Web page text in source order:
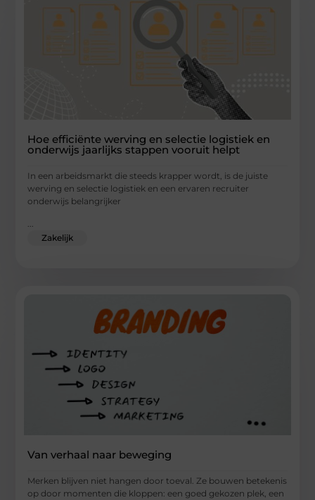
Hoe efficiënte werving en selectie logistiek en
onderwijs jaarlijks stappen vooruit helpt
In een arbeidsmarkt die steeds krapper wordt, is de juiste
werving en selectie logistiek en een ervaren recruiter
onderwijs belangrijker
...
Zakelijk
Van verhaal naar beweging
Merken blijven niet hangen door toeval. Ze bouwen betekenis
op door momenten die kloppen: een goed gekozen plek, een